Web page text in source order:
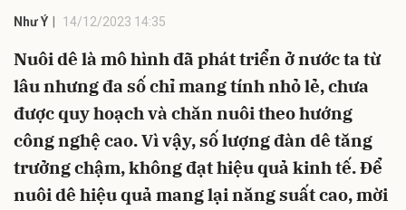
Như Ý 14/12/2023 14:35
Nuôi dê là mô hình đã phát triển ở nước ta từ
lâu nhưng đa số chỉ mang tính nhỏ lẻ, chưa
được quy hoạch và chăn nuôi theo hướng
công nghệ cao. Vì vậy, số lượng đàn dê tăng
trưởng chậm, không đạt hiệu quả kinh tế. Để
nuôi dê hiệu quả mang lại năng suất cao, mời
Hủy Gửi